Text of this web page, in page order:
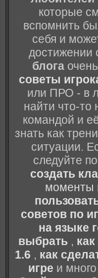
которые
вспомнить
себя и
достижении
блога
советы
или ПРО - в
найти что-то
командой и
знать как
ситуации.
следуйте
создать
моменты
советов по
на языке
выбрать ,
1.6 , как
игре и